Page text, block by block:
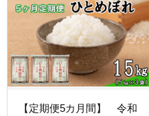
【定期便5カ月間】 令和